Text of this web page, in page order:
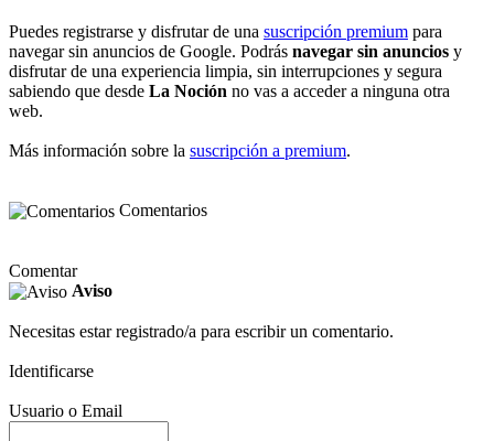
Puedes registrarse y disfrutar de una suscripción premium para
navegar sin anuncios de Google. Podrás navegar sin anuncios y
disfrutar de una experiencia limpia, sin interrupciones y segura
sabiendo que desde La Noción no vas a acceder a ninguna otra
web.
Más información sobre la suscripción a premium.
Comentarios
Comentar
Aviso
Necesitas estar registrado/a para escribir un comentario.
Identificarse
Usuario o Email